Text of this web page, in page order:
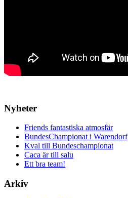
Nyheter
Friends fantastiska atmosfär
BundesChampionat i Warendorf
Kval till Bundeschampionat
Caca är till salu
Ett bra team!
Arkiv